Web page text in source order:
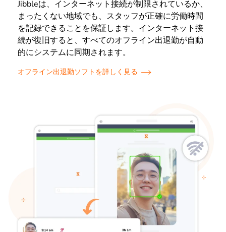
Jibbleは、インターネット接続が制限されているか、
まったくない地域でも、スタッフが正確に労働時間
を記録できることを保証します。インターネット接
続が復旧すると、すべてのオフライン出退勤が自動
的にシステムに同期されます。
オフライン出退勤ソフトを詳しく見る